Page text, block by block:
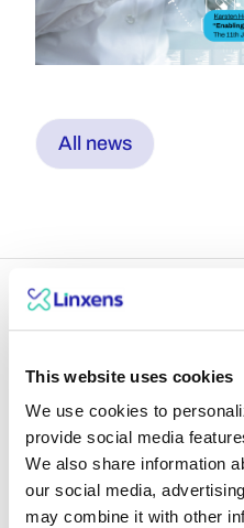
This website uses cookies
We use cookies to
provide social media
We also share information
our social media,
may combine it with other
All news
Ein Blick in
mit den
Linxen